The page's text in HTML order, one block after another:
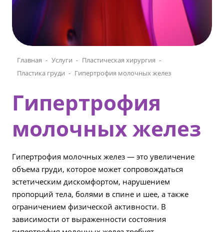
Главная Услуги
Пластическая хирургия
Пластика груди
Гипертрофия молочных желез
Гипертрофия
молочных желез
Гипертрофия молочных желез — это увеличение
объема груди, которое может сопровождаться
эстетическим дискомфортом, нарушением
пропорций тела, болями в спине и шее, а также
ограничением физической активности. В
зависимости от выраженности состояния